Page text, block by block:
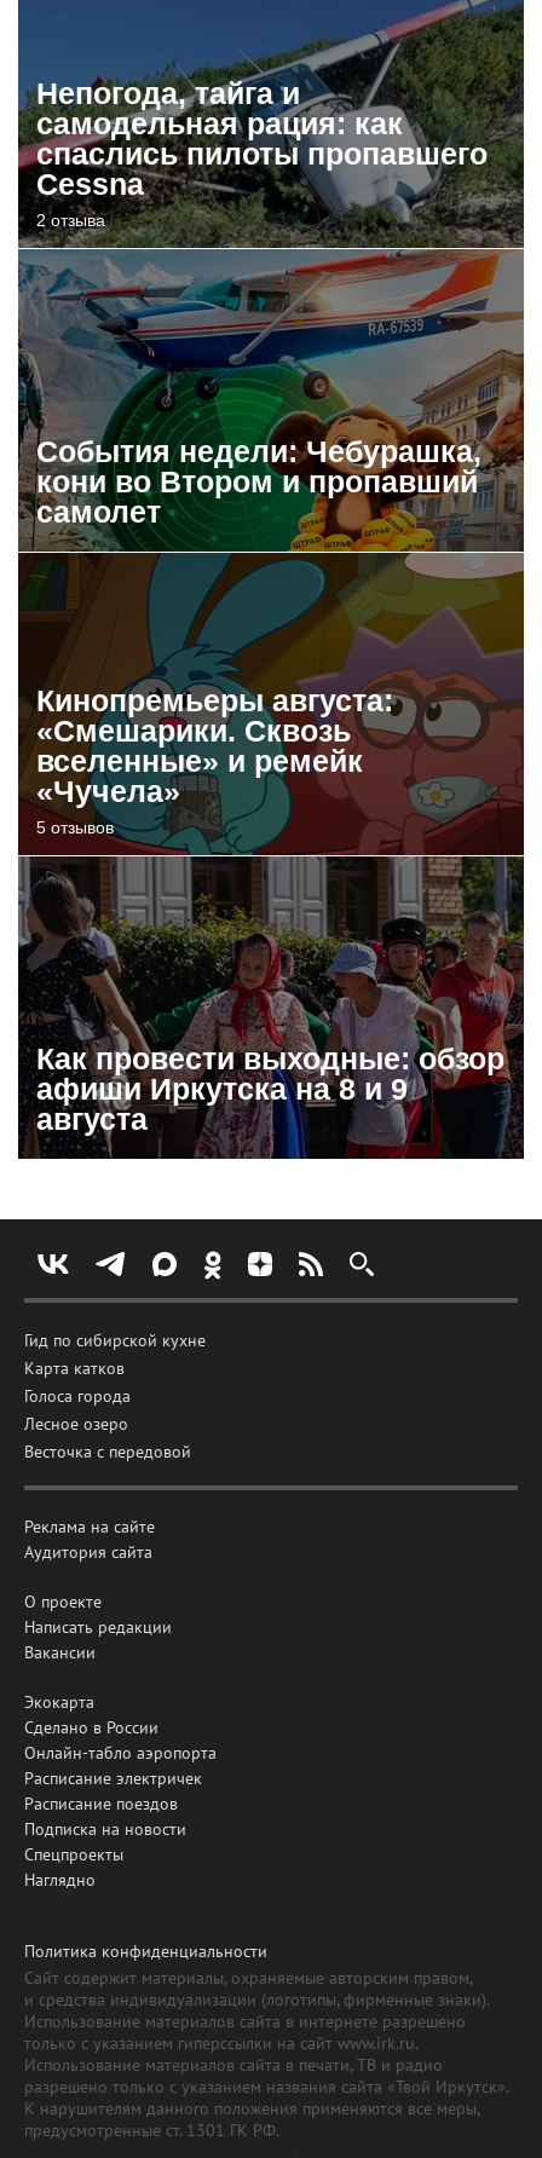
Непогода, тайга и
самодельная рация: как
спаслись пилоты пропавшего
Cessna
2 отзыва
События недели: Чебурашка,
кони во Втором и пропавший
самолет
Кинопремьеры августа:
«Смешарики. Сквозь
вселенные» и ремейк
«Чучела»
5 отзывов
Как провести выходные: обзор
афиши Иркутска на 8 и 9
августа
Гид по сибирской кухне
Карта катков
Голоса города
Лесное озеро
Весточка с передовой
Реклама на сайте
Аудитория сайта
О проекте
Написать редакции
Вакансии
Экокарта
Сделано в России
Онлайн-табло аэропорта
Расписание электричек
Расписание поездов
Подписка на новости
Спецпроекты
Наглядно
Политика конфиденциальности
Сайт содержит материалы, охраняемые авторским правом,
и средства индивидуализации (логотипы, фирменные знаки).
Использование материалов сайта в интернете разрешено
только с указанием гиперссылки на сайт www.irk.ru.
Использование материалов сайта в печати, ТВ и радио
разрешено только с указанием названия сайта «Твой Иркутск».
К нарушителям данного положения применяются все меры,
предусмотренные ст. 1301 ГК РФ.